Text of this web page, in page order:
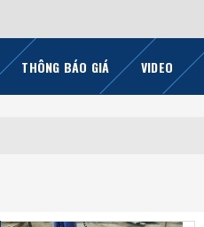
THÔNG BÁO GIÁ VIDEO